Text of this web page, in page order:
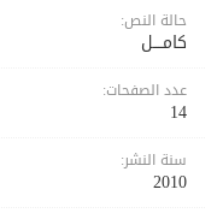
حالة النص:
كامــــل
عدد الصفحات:
14
سنة النشر:
2010